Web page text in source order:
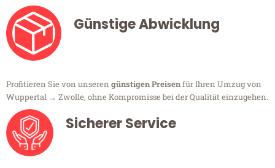
Günstige Abwicklung
Profitieren Sie von unseren günstigen Preisenfür Ihren Umzug von
Wuppertal → Zwolle, ohne Kompromisse bei der Qualität einzugehen.
Sicherer Service